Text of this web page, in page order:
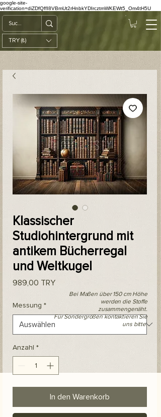
google-site-
verification=diZDfQffI8VBmUt2rHnbkYDIrcztmWKEWt5_Om4tH5U
TRY (₺)
Klassischer
Studiohintergrund mit
antikem Bücherregal
und Weltkugel
989,00 TRYPreis
Messung *
Anzahl *
In den Warenkorb
Bei Maßen über 150 cm Höhe
werden die Stoffe
zusammengenäht.
Für Sondergrößen kontaktieren Sie
uns bitte.